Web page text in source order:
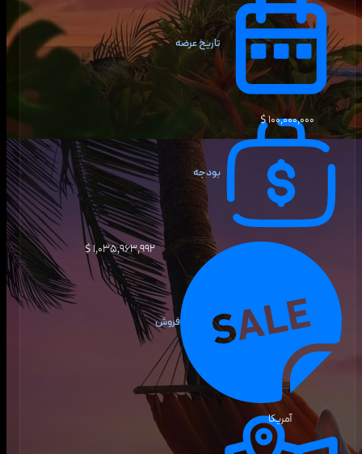
تاریخ عرضه
بودجه
۱۰۰٬۰۰۰٬۰۰۰ $
فروش
۱٬۰۳۵٬۹۶۳٬۹۹۲ $
آمریکا